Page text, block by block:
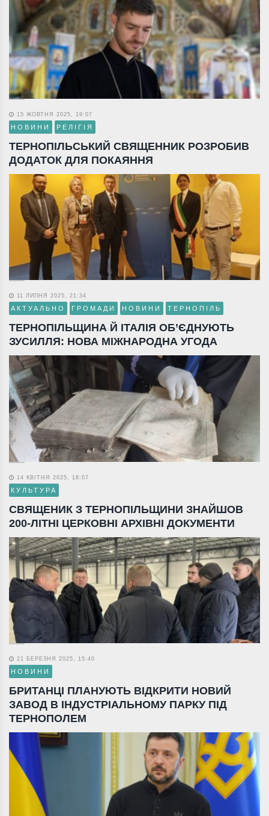
15 ЖОВТНЯ 2025, 19:07
НОВИНИ РЕЛІГІЯ
ТЕРНОПІЛЬСЬКИЙ СВЯЩЕННИК РОЗРОБИВ
ДОДАТОК ДЛЯ ПОКАЯННЯ
11 ЛИПНЯ 2025, 21:34
АКТУАЛЬНО ГРОМАДИ НОВИНИ ТЕРНОПІЛЬ
ТЕРНОПІЛЬЩИНА Й ІТАЛІЯ ОБ’ЄДНУЮТЬ
ЗУСИЛЛЯ: НОВА МІЖНАРОДНА УГОДА
14 КВІТНЯ 2025, 18:07
КУЛЬТУРА
СВЯЩЕНИК З ТЕРНОПІЛЬЩИНИ ЗНАЙШОВ
200-ЛІТНІ ЦЕРКОВНІ АРХІВНІ ДОКУМЕНТИ
21 БЕРЕЗНЯ 2025, 15:40
НОВИНИ
БРИТАНЦІ ПЛАНУЮТЬ ВІДКРИТИ НОВИЙ
ЗАВОД В ІНДУСТРІАЛЬНОМУ ПАРКУ ПІД
ТЕРНОПОЛЕМ